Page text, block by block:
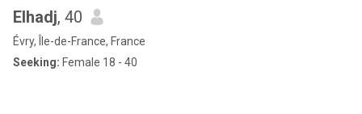
Elhadj, 40
Évry, Île-de-France, France
Seeking: Female 18 - 40